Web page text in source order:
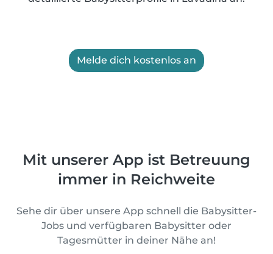
Melde dich kostenlos an
Mit unserer App ist Betreuung
immer in Reichweite
Sehe dir über unsere App schnell die Babysitter-
Jobs und verfügbaren Babysitter oder
Tagesmütter in deiner Nähe an!